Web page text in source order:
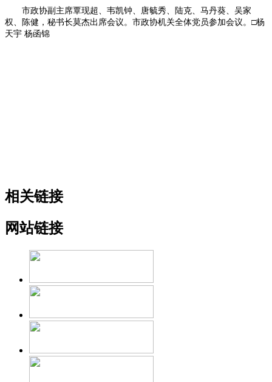
市政协副主席覃现超、韦凯钟、唐毓秀、陆克、马丹葵、吴家
权、陈健，秘书长莫杰出席会议。市政协机关全体党员参加会议。□杨
天宇 杨函锦
相关链接
网站链接